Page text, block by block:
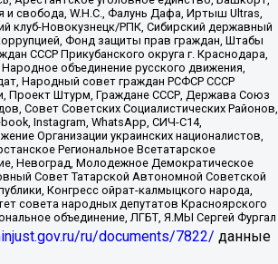
и свобода, W.H.С., Фалунь Дафа, Иртыш Ultras,
клуб-Новокузнецк/РПК, Сибирский державный
Фонд защиты прав граждан, Штабы
СССР Прикубанского округа г. Краснодара,
объединение русского движения,
Народный совет граждан РСФСР СССР
Проект Штурм, Граждане СССР, Держава Союз
Совет Советских Социалистических Районов,
Instagram, WhatsApp, СИЧ-С14,
Организации украинских националистов,
Региональное Всетатарское
Невоград, Молодежное Демократическое
Совет Татарской Автономной Советской
Конгресс ойрат-калмыцкого народа,
совета народных депутатов Красноярского
объединение, ЛГБТ, Я.МЫ Сергей Фургал
ru/documents/7822/ данные